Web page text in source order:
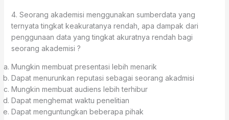
4. Seorang akademisi menggunakan sumberdata yang
ternyata tingkat keakuratanya rendah, apa dampak dari
penggunaan data yang tingkat akuratnya rendah bagi
seorang akademisi ?
Mungkin membuat presentasi lebih menarik
Dapat menurunkan reputasi sebagai seorang akadmisi
Mungkin membuat audiens lebih terhibur
Dapat menghemat waktu penelitian
Dapat menguntungkan beberapa pihak